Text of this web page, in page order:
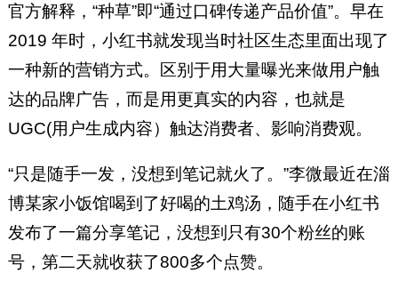
官方解释，“种草”即“通过口碑传递产品价值”。早在
2019 年时，小红书就发现当时社区生态里面出现了
一种新的营销方式。区别于用大量曝光来做用户触
达的品牌广告，而是用更真实的内容，也就是
UGC(用户生成内容）触达消费者、影响消费观。
“只是随手一发，没想到笔记就火了。”李微最近在淄
博某家小饭馆喝到了好喝的土鸡汤，随手在小红书
发布了一篇分享笔记，没想到只有30个粉丝的账
号，第二天就收获了800多个点赞。